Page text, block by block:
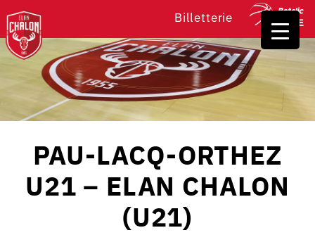
Billetterie
PAU-LACQ-ORTHEZ
U21 – ELAN CHALON
(U21)